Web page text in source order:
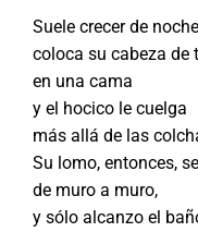
Suele crecer de
coloca su cabeza de
en una cama
y el hocico le cuelga
más allá de las
Su lomo, entonces,
de muro a muro,
y sólo alcanzo el